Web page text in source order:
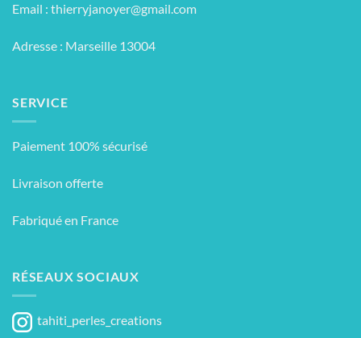
Email : thierryjanoyer@gmail.com
Adresse : Marseille 13004
SERVICE
Paiement 100% sécurisé
Livraison offerte
Fabriqué en France
RÉSEAUX SOCIAUX
tahiti_perles_creations